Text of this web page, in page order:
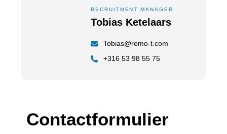
RECRUITMENT MANAGER
Tobias Ketelaars
Tobias@remo-t.com
+316 53 98 55 75
Contactformulier